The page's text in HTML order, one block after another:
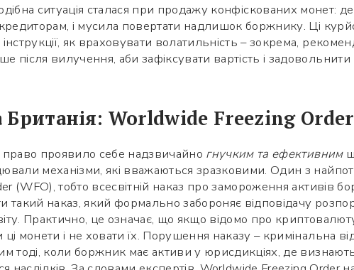
ситуація сталася при продажу конфіскованих монет:
і мусила повертати надлишок боржнику. Ці
як враховувати волатильність – зокрема,
після вилучення, аби зафіксувати вартість і
Британія: Worldwide Freezing
право проявило себе надзвичайно гнучким та ефективним
механізми, які вважаються зразковими. Один з
(WFO), тобто всесвітній наказ про замороження активів
такий наказ, який формально забороняє відповідачу
Практично, це означає, що якщо відомо про
монети і не ховати їх. Порушення наказу – кримінальна
тоді, коли боржник має активи у юрисдикціях, де